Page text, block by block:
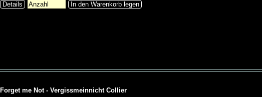
Details In den Warenkorb legen
Forget me Not - Vergissmeinnicht Collier